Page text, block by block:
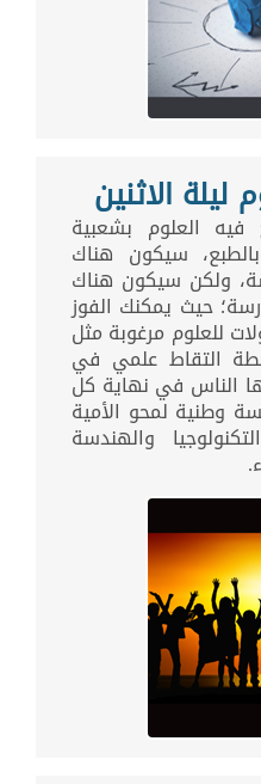
الاثنين
العلوم بشعبية
سيكون هناك
ولكن سيكون هناك
حيث يمكنك الفوز
للعلوم مرغوبة مثل
التقاط علمي في
الناس في نهاية كل
وطنية لمحو الأمية
والهندسة